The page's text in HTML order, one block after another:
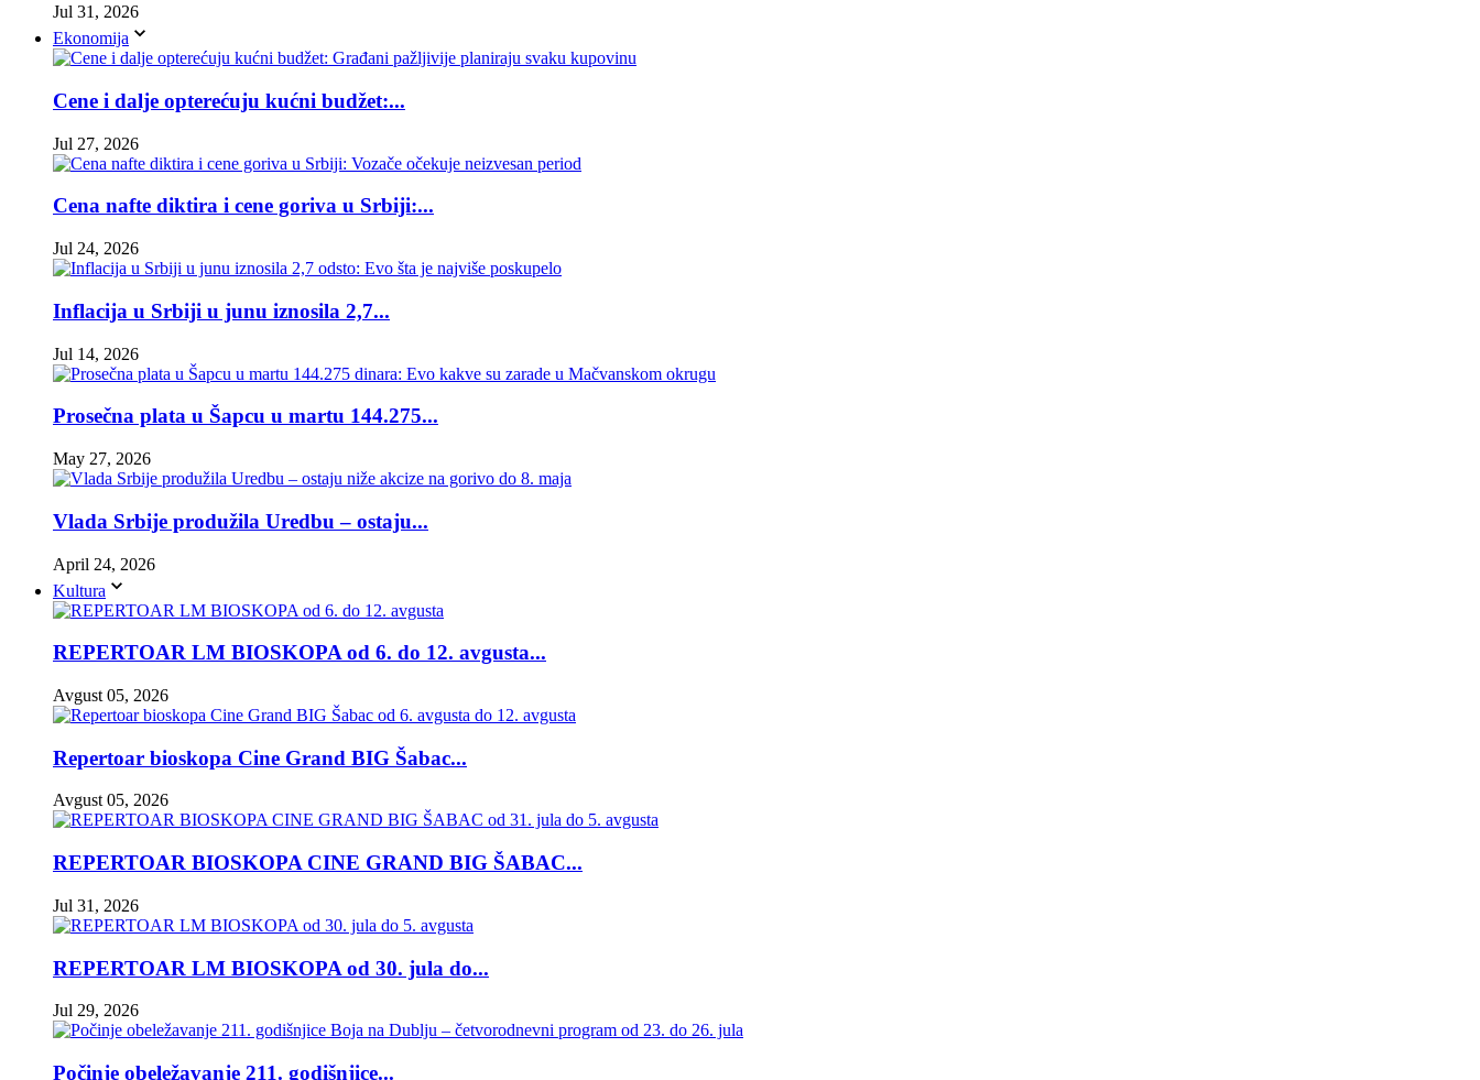
Jul 31, 2026
Ekonomija
Cene i dalje opterećuju kućni budžet:...
Jul 27, 2026
Cena nafte diktira i cene goriva u Srbiji:...
Jul 24, 2026
Inflacija u Srbiji u junu iznosila 2,7...
Jul 14, 2026
Prosečna plata u Šapcu u martu 144.275...
May 27, 2026
Vlada Srbije produžila Uredbu – ostaju...
April 24, 2026
Kultura
REPERTOAR LM BIOSKOPA od 6. do 12. avgusta...
Avgust 05, 2026
Repertoar bioskopa Cine Grand BIG Šabac...
Avgust 05, 2026
REPERTOAR BIOSKOPA CINE GRAND BIG ŠABAC...
Jul 31, 2026
REPERTOAR LM BIOSKOPA od 30. jula do...
Jul 29, 2026
Počinje obeležavanje 211. godišnjice...